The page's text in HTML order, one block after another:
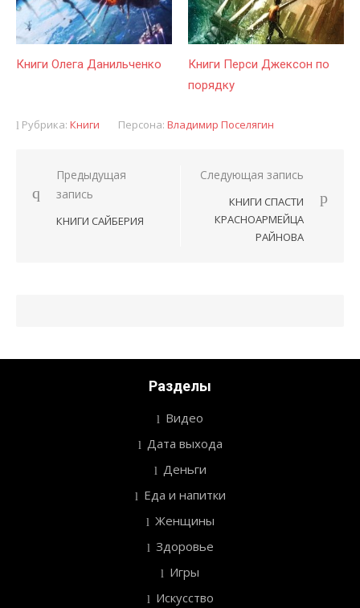
Книги Олега Данильченко
Книги Перси Джексон по
порядку
Рубрика: Книги Персона: Владимир Поселягин
Навигация
Предыдущая
запись
КНИГИ САЙБЕРИЯ
Следующая запись
КНИГИ СПАСТИ
КРАСНОАРМЕЙЦА
РАЙНОВА
Разделы
Видео
Дата выхода
Деньги
Еда и напитки
Женщины
Здоровье
Игры
Искусство